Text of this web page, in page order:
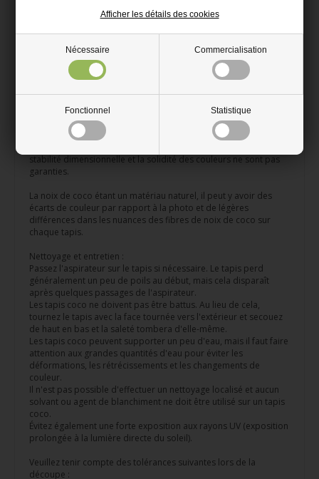
Nécessaire Commercialisation
Fonctionnel Statistique
Afficher les détails des cookies
Couleur : Bleu.
Épaisseur : 17 mm.
Le tapis est généralement posé sans adhérence sur un support
plan, sec et propre qui répond aux directives de planéité de
De légères variations dans la rectitude du sens du tissage
stabilité dimensionnelle et la solidité des couleurs ne sont pas
garanties.
La noix de coco étant un matériau naturel, il peut y avoir des
écarts de couleur par rapport à la photo et de légères
différences dans les nuances des fibres de noix de coco sur
chaque tapis.
Nettoyage et entretien :
Passez l'aspirateur sur le tapis si nécessaire. Le tapis perd
généralement un peu de poils au début, mais cela disparaît
après quelques passages de l'aspirateur.
Les tapis coco ne doivent pas être battus. Au lieu de cela,
tournez le tapis avec la face tournée vers l'extérieur et secouez
de haut en bas et la saleté tombera d'elle-même.
Les tapis coco peuvent supporter un peu d'eau, mais il faut faire
attention aux grandes quantités d'eau pour éviter les
déformations, les rétrécissements et les changements de
couleur.
Il n'est pas possible d'effectuer un nettoyage localisé et aucun
solvant ou agent de blanchiment ne doit être utilisé sur un tapis
coco.
Évitez également une forte exposition aux rayons UV (exposition
prolongée à la lumière directe du soleil).
Veuillez tenir compte des tolérances suivantes lors de la
découpe :